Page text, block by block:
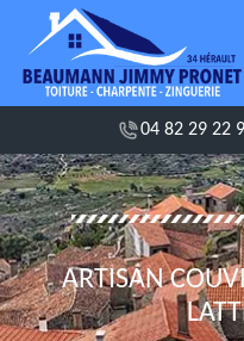
04 82 29 22
ARTISAN